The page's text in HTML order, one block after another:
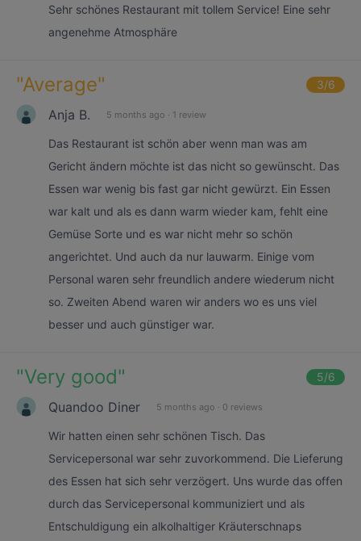
Sehr schönes Restaurant mit tollem Service! Eine sehr
angenehme Atmosphäre
"Average" 3/6
Anja B. 5 months ago · 1 review
Das Restaurant ist schön aber wenn man was am
Gericht ändern möchte ist das nicht so gewünscht. Das
Essen war wenig bis fast gar nicht gewürzt. Ein Essen
war kalt und als es dann warm wieder kam, fehlt eine
Gemüse Sorte und es war nicht mehr so schön
angerichtet. Und auch da nur lauwarm. Einige vom
Personal waren sehr freundlich andere wiederum nicht
so. Zweiten Abend waren wir anders wo es uns viel
besser und auch günstiger war.
"Very good" 5/6
Quandoo Diner 5 months ago · 0 reviews
Wir hatten einen sehr schönen Tisch. Das
Servicepersonal war sehr zuvorkommend. Die Lieferung
des Essen hat sich sehr verzögert. Uns wurde das offen
durch das Servicepersonal kommuniziert und als
Entschuldigung ein alkolhaltiger Kräuterschnaps